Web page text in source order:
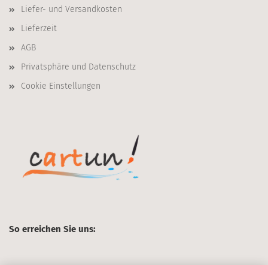
Liefer- und Versandkosten
Lieferzeit
AGB
Privatsphäre und Datenschutz
Cookie Einstellungen
So erreichen Sie uns: